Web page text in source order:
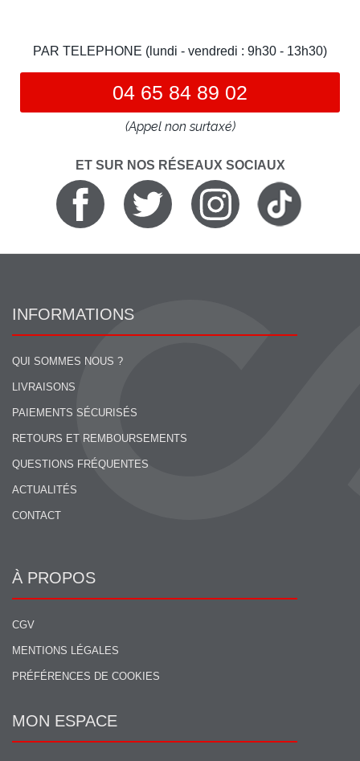
PAR TELEPHONE (lundi - vendredi : 9h30 - 13h30)
04 65 84 89 02
(Appel non surtaxé)
ET SUR NOS RÉSEAUX SOCIAUX
INFORMATIONS
QUI SOMMES NOUS ?
LIVRAISONS
PAIEMENTS SÉCURISÉS
RETOURS ET REMBOURSEMENTS
QUESTIONS FRÉQUENTES
ACTUALITÉS
CONTACT
À PROPOS
CGV
MENTIONS LÉGALES
PRÉFÉRENCES DE COOKIES
MON ESPACE